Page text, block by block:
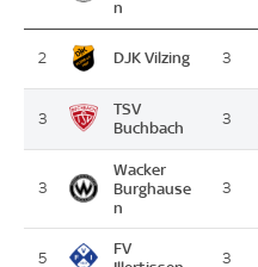
n
2 DJK Vilzing 3
3
TSV
Buchbach
3
3
Wacker
Burghause
n
3
5
FV
3